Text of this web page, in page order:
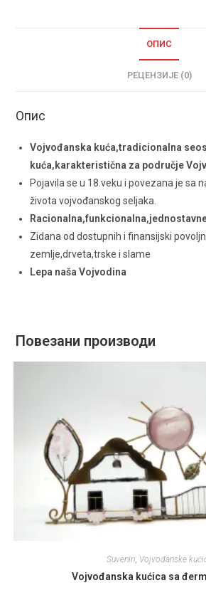
ОПИС
РЕЦЕНЗИЈЕ (0)
Опис
Vojvođanska kuća,tradicionalna
kuća,karakteristična za područje
Pojavila se u 18.veku i povezana je sa
života vojvođanskog seljaka.
Zidana od dostupnih i finansijski
zemlje,drveta,trske i slame
Lepa naša Vojvodina
Повезани производи
Suveniri, Vojvođanske
Vojvođanska kućica sa